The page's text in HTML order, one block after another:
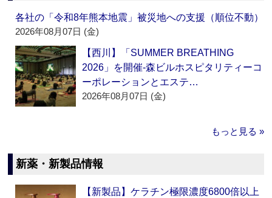
各社の「令和8年熊本地震」被災地への支援（順位不動）
2026年08月07日 (金)
【西川】「SUMMER BREATHING
2026」を開催‐森ビルホスピタリティーコ
ーポレーションとエステ…
2026年08月07日 (金)
もっと見る »
新薬・新製品情報
【新製品】ケラチン極限濃度6800倍以上